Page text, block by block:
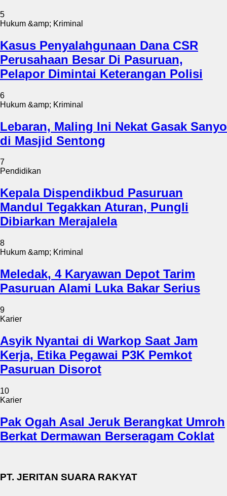
5
Hukum &amp; Kriminal
Kasus Penyalahgunaan Dana CSR
Perusahaan Besar Di Pasuruan,
Pelapor Dimintai Keterangan Polisi
6
Hukum &amp; Kriminal
Lebaran, Maling Ini Nekat Gasak Sanyo
di Masjid Sentong
7
Pendidikan
Kepala Dispendikbud Pasuruan
Mandul Tegakkan Aturan, Pungli
Dibiarkan Merajalela
8
Hukum &amp; Kriminal
Meledak, 4 Karyawan Depot Tarim
Pasuruan Alami Luka Bakar Serius
9
Karier
Asyik Nyantai di Warkop Saat Jam
Kerja, Etika Pegawai P3K Pemkot
Pasuruan Disorot
10
Karier
Pak Ogah Asal Jeruk Berangkat Umroh
Berkat Dermawan Berseragam Coklat
PT. JERITAN SUARA RAKYAT